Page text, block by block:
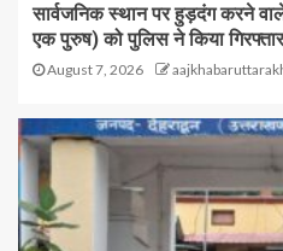
सार्वजनिक स्थान पर हुड़दंग करने
एक पुरुष) को पुलिस ने किया गिरफ्तार
August 7, 2026